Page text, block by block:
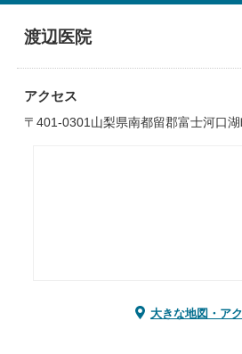
渡辺医院
アクセス
〒401-0301山梨県南都留郡富士河口
大きな地図・ア